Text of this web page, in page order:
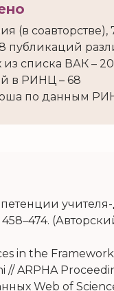
(в
публикаций
из списка ВАК –
в РИНЦ – 68
по данным
in the
// ARPHA
Web of